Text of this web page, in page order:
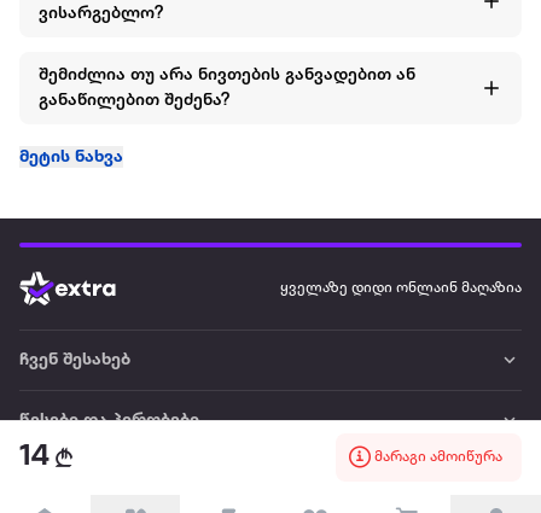
14 მარაგი ამოიწურა
ვისარგებლო?
შემიძლია თუ არა ნივთების განვადებით ან
განაწილებით შეძენა?
მეტის ნახვა
ყველაზე დიდი ონლაინ მაღაზია
ჩვენ შესახებ
წესები და პირობები